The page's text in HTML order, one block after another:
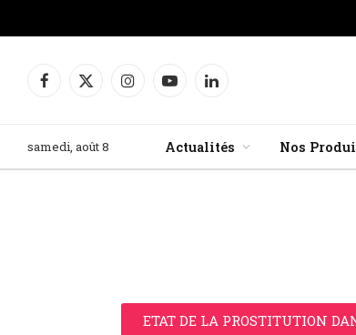
Facebook
X
InstagramYouTubeLinkedIn
samedi, août 8 Actualités Nos
ETAT DE LA PROSTITUTION